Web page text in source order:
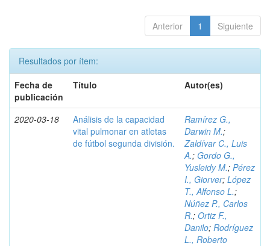
Anterior 1 Siguiente
Resultados por ítem:
Fecha de
publicación
Título Autor(es)
2020-03-18
Análisis de la capacidad
vital pulmonar en atletas
de fútbol segunda división.
Ramírez G.,
Darwin M.;
Zaldívar C., Luis
A.; Gordo G.,
Yusleidy M.; Pérez
I., Giorver; López
T., Alfonso L.;
Núñez P., Carlos
R.; Ortiz F.,
Danilo; Rodríguez
L., Roberto